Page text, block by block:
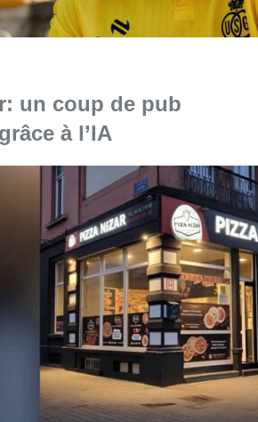
un coup de pub
à l’IA